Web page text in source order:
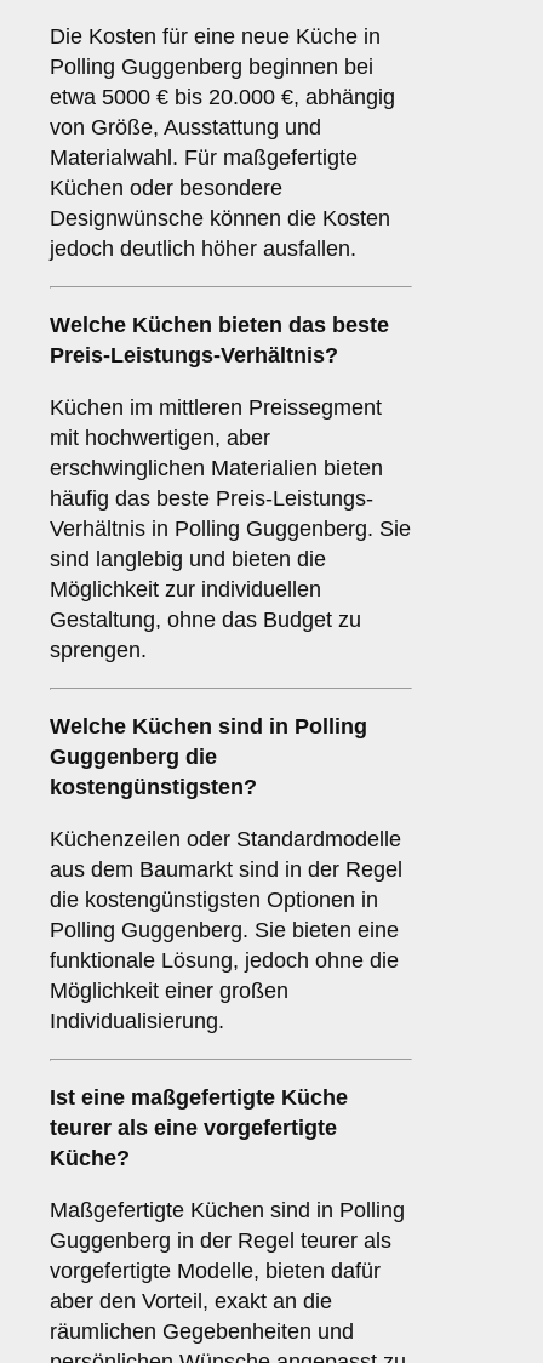
Die Kosten für eine neue Küche in
Polling Guggenberg beginnen bei
etwa 5000 € bis 20.000 €, abhängig
von Größe, Ausstattung und
Materialwahl. Für maßgefertigte
Küchen oder besondere
Designwünsche können die Kosten
jedoch deutlich höher ausfallen.
Welche Küchen bieten das beste
Preis-Leistungs-Verhältnis?
Küchen im mittleren Preissegment
mit hochwertigen, aber
erschwinglichen Materialien bieten
häufig das beste Preis-Leistungs-
Verhältnis in Polling Guggenberg. Sie
sind langlebig und bieten die
Möglichkeit zur individuellen
Gestaltung, ohne das Budget zu
sprengen.
Welche Küchen sind in Polling
Guggenberg die
kostengünstigsten?
Küchenzeilen oder Standardmodelle
aus dem Baumarkt sind in der Regel
die kostengünstigsten Optionen in
Polling Guggenberg. Sie bieten eine
funktionale Lösung, jedoch ohne die
Möglichkeit einer großen
Individualisierung.
Ist eine maßgefertigte Küche
teurer als eine vorgefertigte
Küche?
Maßgefertigte Küchen sind in Polling
Guggenberg in der Regel teurer als
vorgefertigte Modelle, bieten dafür
aber den Vorteil, exakt an die
räumlichen Gegebenheiten und